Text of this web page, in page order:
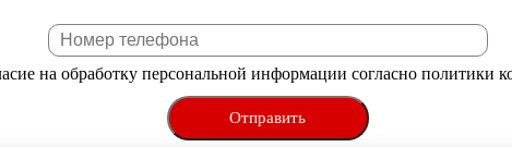
на обработку персональной информации согласно политики